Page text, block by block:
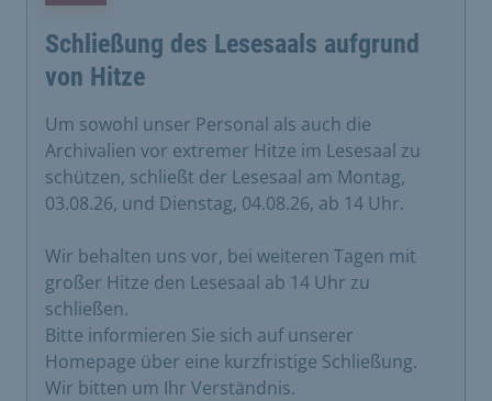
Schließung des Lesesaals aufgrund
von Hitze
Um sowohl unser Personal als auch die
Archivalien vor extremer Hitze im Lesesaal zu
schützen, schließt der Lesesaal am Montag,
03.08.26, und Dienstag, 04.08.26, ab 14 Uhr.
Wir behalten uns vor, bei weiteren Tagen mit
großer Hitze den Lesesaal ab 14 Uhr zu
schließen.
Bitte informieren Sie sich auf unserer
Homepage über eine kurzfristige Schließung.
Wir bitten um Ihr Verständnis.